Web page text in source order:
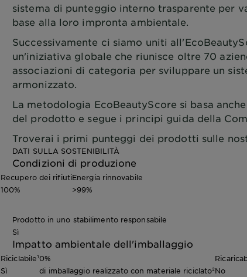
sistema di punteggio interno trasparente per
base alla loro impronta ambientale.
Successivamente ci siamo uniti
un'iniziativa globale che riunisce oltre 70
associazioni di categoria per sviluppare un
armonizzato.
La metodologia EcoBeautyScore si basa
del prodotto e segue i principi guida della
Troverai i primi punteggi dei prodotti sulle
DATI SULLA SOSTENIBILITÀ
Condizioni di produzione
Recupero dei rifiuti
100%
Energia rinnovabile
>99%
Prodotto in uno stabilimento responsabile
Sì
Impatto ambientale dell'imballaggio
Riciclabile¹
Sì
0%
di imballaggio realizzato con materiale riciclato²No